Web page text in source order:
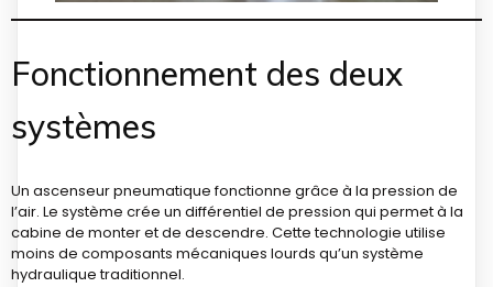
Fonctionnement des deux
systèmes
Un ascenseur pneumatique fonctionne grâce à la pression de
l’air. Le système crée un différentiel de pression qui permet à la
cabine de monter et de descendre. Cette technologie utilise
moins de composants mécaniques lourds qu’un système
hydraulique traditionnel.